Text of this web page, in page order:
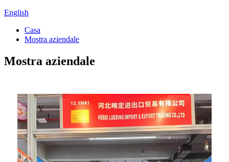
English
Casa
Mostra aziendale
Mostra aziendale